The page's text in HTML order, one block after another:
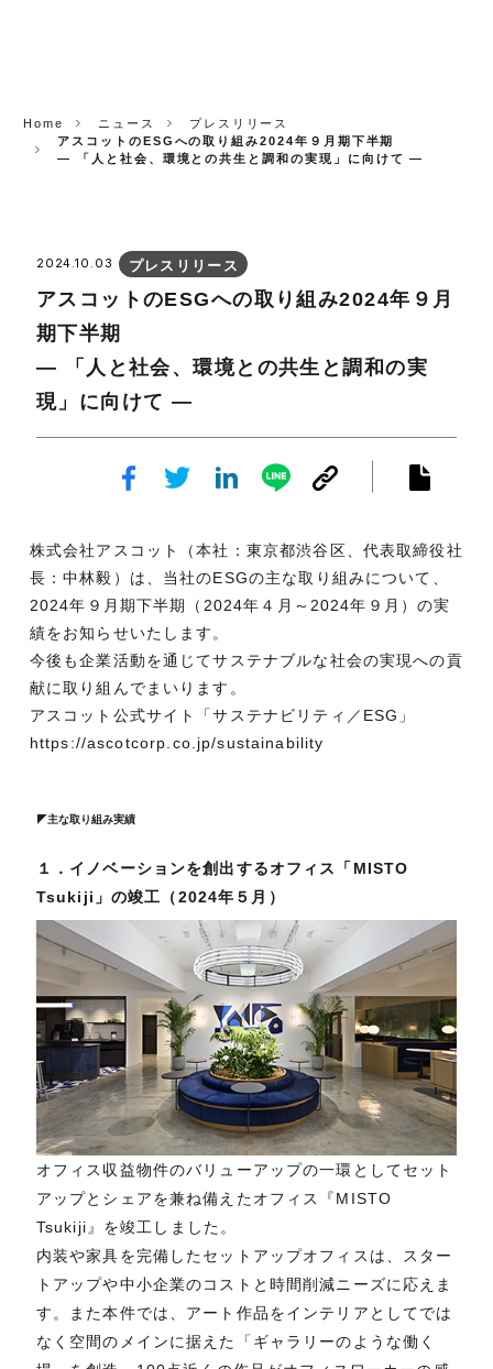
Home ニュース
プレスリリース
アスコットのESGへの取り組み2024年９月期下半期
― 「人と社会、環境との共生と調和の実現」に向けて —
2024.10.03 プレスリリース
アスコットのESGへの取り組み2024年９月
期下半期
― 「人と社会、環境との共生と調和の実
現」に向けて —
株式会社アスコット（本社：東京都渋谷区、代表取締役社
長：中林毅）は、当社のESGの主な取り組みについて、
2024年９月期下半期（2024年４月～2024年９月）の実
績をお知らせいたします。
今後も企業活動を通じてサステナブルな社会の実現への貢
献に取り組んでまいります。
アスコット公式サイト「サステナビリティ／ESG」
https://ascotcorp.co.jp/sustainability
◤主な取り組み実績
１．イノベーションを創出するオフィス「MISTO
Tsukiji」の竣工（2024年５月）
オフィス収益物件のバリューアップの一環としてセット
アップとシェアを兼ね備えたオフィス『MISTO
Tsukiji』を竣工しました。
内装や家具を完備したセットアップオフィスは、スター
トアップや中小企業のコストと時間削減ニーズに応えま
す。また本件では、アート作品をインテリアとしてでは
なく空間のメインに据えた「ギャラリーのような働く